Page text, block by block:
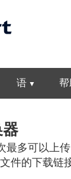
语 帮
多可以上
件的下载链接